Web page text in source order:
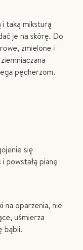
taką miksturą
je na skórę. Do
zmielone i
pęcherzom.
się
powstałą pianę
na oparzenia, nie
uśmierza
bąbli.